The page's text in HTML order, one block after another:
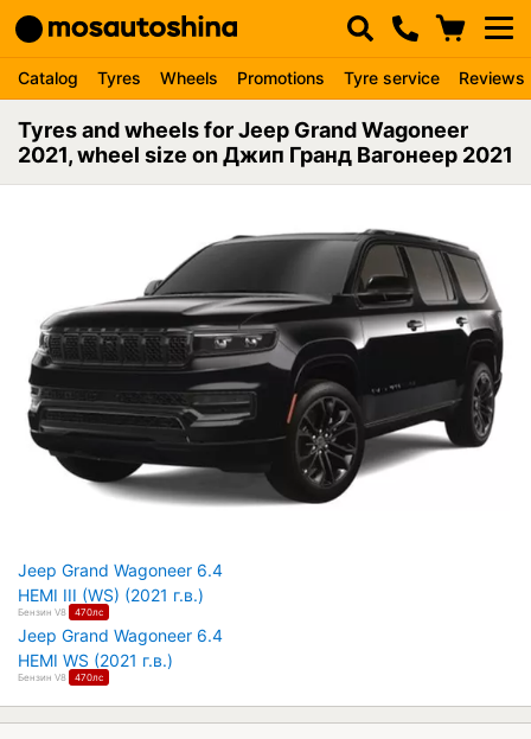
Catalog Tyres Wheels Promotions Tyre service Reviews
Tyres and wheels for Jeep Grand Wagoneer
2021, wheel size on Джип Гранд Вагонеер 2021
Jeep Grand Wagoneer 6.4
HEMI III (WS) (2021 г.в.)
Бензин V8 470лс
Jeep Grand Wagoneer 6.4
HEMI WS (2021 г.в.)
Бензин V8 470лс